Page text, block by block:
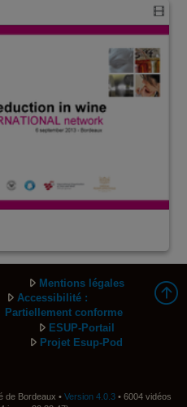
Mentions légales
Accessibilité :
Partiellement conforme
ESUP-Portail
Projet Esup-Pod
de Bordeaux • Version 4.0.3• 6004 vidéos